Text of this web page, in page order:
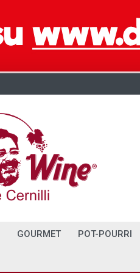
GOURMET POT-POURRI